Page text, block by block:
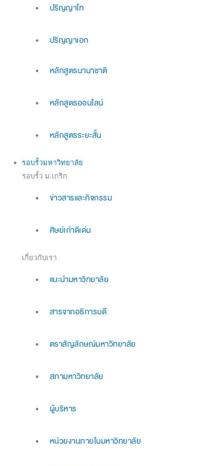
ปริญญาโท
ปริญญาเอก
หลักสูตรนานาชาติ
หลักสูตรออนไลน์
หลักสูตรระยะสั้น
รอบรั้วมหาวิทยาลัย
รอบรั้ว ม.เกริก
ข่าวสารและกิจกรรม
ศิษย์เก่าดีเด่น
เกี่ยวกับเรา
แนะนำมหาวิทยาลัย
สารจากอธิการบดี
ตราสัญลักษณ์มหาวิทยาลัย
สภามหาวิทยาลัย
ผู้บริหาร
หน่วยงานภายในมหาวิทยาลัย